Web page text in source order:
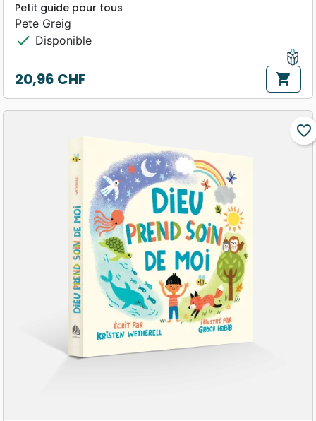
Petit guide pour tous
Pete Greig
check Disponible
Prix
20,96 CHF shopping_cart
favorite_border